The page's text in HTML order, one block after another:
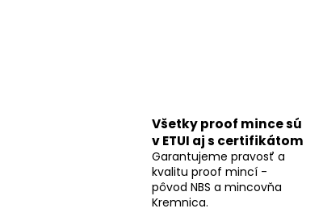
Všetky proof mince sú
v ETUI aj s certifikátom
Garantujeme pravosť a
kvalitu proof mincí -
pôvod NBS a mincovňa
Kremnica.